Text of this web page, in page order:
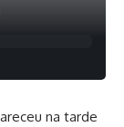
na tarde